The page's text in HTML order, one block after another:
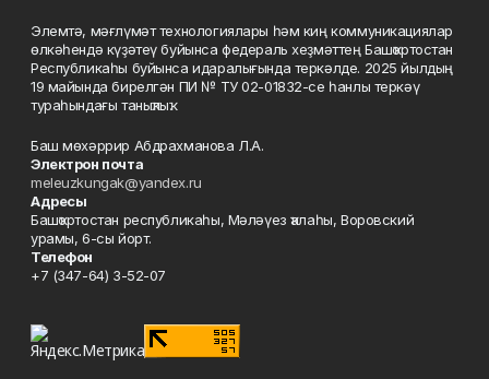
Элемтә, мәғлүмәт технологиялары һәм киң коммуникациялар
өлкәһендә күҙәтеү буйынса федераль хеҙмәттең Башҡортостан
Республикаһы буйынса идаралығында теркәлде. 2025 йылдың
19 майында бирелгән ПИ № ТУ 02-01832-се һанлы теркәү
тураһындағы таныҡлыҡ.
Баш мөхәррир Абдрахманова Л.А.
Электрон почта
meleuzkungak@yandex.ru
Адресы
Башҡортостан республикаһы, Мәләүез ҡалаһы, Воровский
урамы, 6-сы йорт.
Телефон
+7 (347-64) 3-52-07